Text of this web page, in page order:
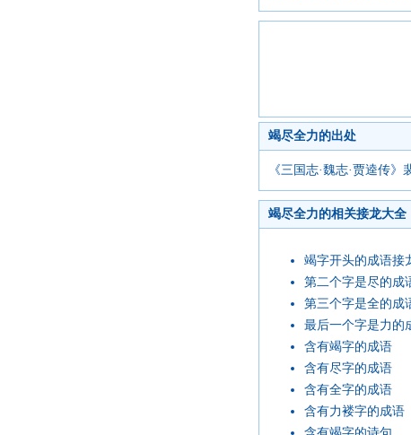
竭尽全力的出处
《三国志·魏志·贾逵传
竭尽全力的相关接龙大全
竭字开头的成语接
第二个字是尽的成
第三个字是全的成
最后一个字是力的
含有竭字的成语
含有尽字的成语
含有全字的成语
含有力褛字的成语